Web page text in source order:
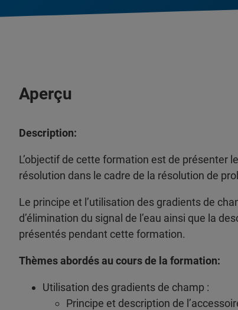
Aperçu
Description:
L’objectif de cette formation est de présenter
résolution dans le cadre de la résolution de
Le principe et l’utilisation des gradients de
d’élimination du signal de l’eau ainsi que la
présentés pendant cette formation.
Thèmes abordés au cours de la formation:
Utilisation des gradients de champ :
Principe et description de